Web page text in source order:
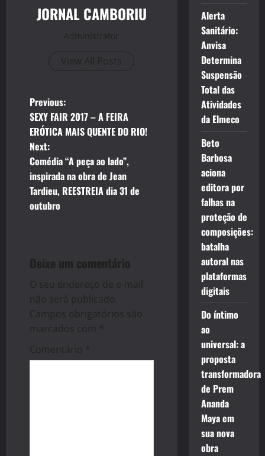
JORNAL CAMBORIU
Administrator
View All Posts
P
o
s
t
n
v
i
g
a
t
Previous:
SEXY FAIR 2017 – A FEIRA
ERÓTICA MAIS QUENTE DO RIO!
Next:
Comédia “A peça ao lado”,
inspirada na obra de Jean
Tardieu, REESTREIA dia 31 de
outubro
Deixe um comentário
O seu endereço de e-mail
não será publicado.
Campos obrigatórios são
marcados com *
Comentário *
Alerta
Sanitário:
Anvisa
Determina
Suspensão
Total das
Atividades
da Elmeco
Beto
Barbosa
aciona
editora por
falhas na
proteção de
composições:
batalha
autoral nas
plataformas
digitais
Do íntimo
ao
universal: a
proposta
transformadora
de Prem
Ananda
Maya em
sua nova
obra